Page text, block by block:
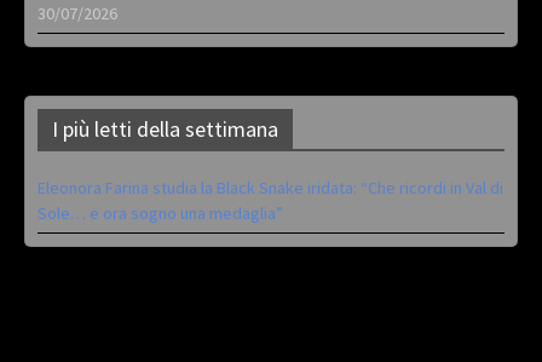
30/07/2026
I più letti della settimana
Eleonora Farina studia la Black Snake iridata: “Che ricordi in Val di
Sole… e ora sogno una medaglia”